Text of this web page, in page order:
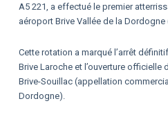
A5 221, a effectué le premier
aéroport Brive Vallée de la Dordogne
Cette rotation a marqué l’arrêt
Brive Laroche et l’ouverture officielle
Brive-Souillac (appellation
Dordogne).